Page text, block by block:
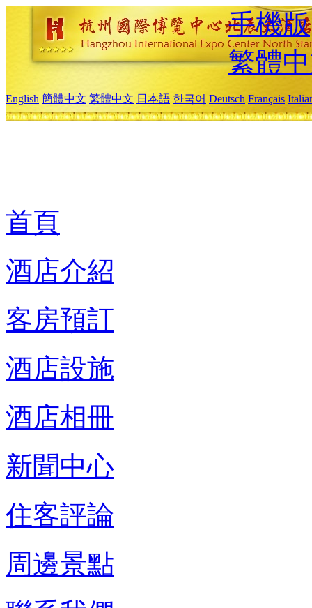
手機版
繁體
English 簡體中文 繁體中文 日本語 한국어 Deutsch Français
首頁
酒店介紹
客房預訂
酒店設施
酒店相冊
新聞中心
住客評論
周邊景點